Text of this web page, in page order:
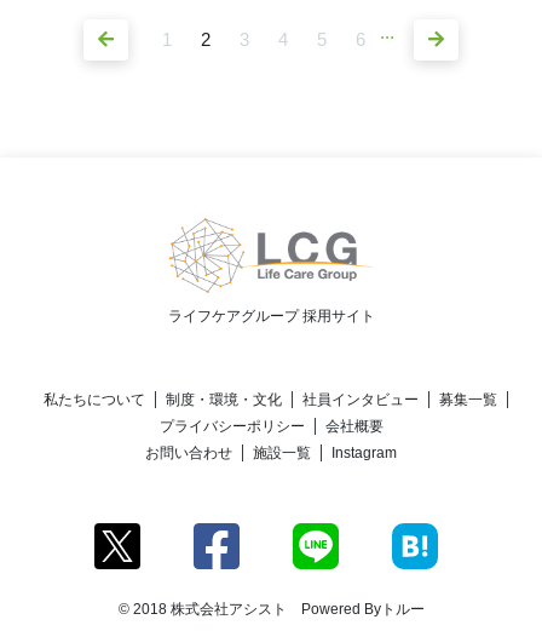
1 2 3 4 5 6 ...
ライフケアグループ 採用サイト
私たちについて 制度・環境・文化 社員インタビュー
募集一覧
プライバシーポリシー
会社概要
お問い合わせ
施設一覧 Instagram
© 2018 株式会社アシスト Powered Byトルー